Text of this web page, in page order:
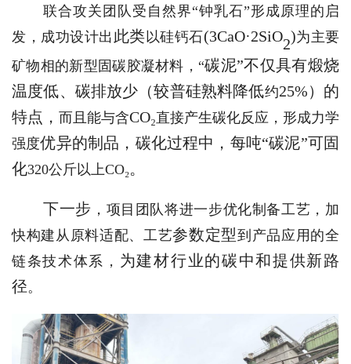
联合攻关团队受自然界“钟乳石”形成原理的启
发，成功设计出 此类以硅钙石(3CaO·2SiO2)为主要
矿物相的新型固碳胶凝材料 ， “碳泥”不仅具有煅烧
温度低、 碳排放少（较普硅熟料降低约25%）的
特点 ， 而且能与含CO₂直接产生碳化反应，形成力学
强度优异的制品 ， 碳化过程中， 每吨“碳泥”可固
化320公斤以上CO₂。
下一步 ，项目团队将进一步优化制备工艺，加
快构建从原料适配、工艺参数定型到产品应用的全
链条技术体系， 为建材行业的碳中和提供新路
径。